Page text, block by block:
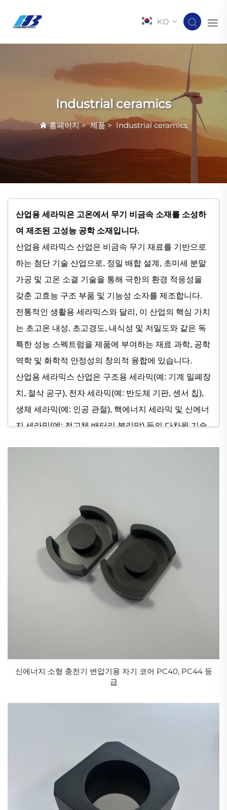
KO
Industrial ceramics
홈페이지>제품> Industrial ceramics
산업용 세라믹은 고온에서 무기 비금속 소재를 소성하
여 제조된 고성능 공학 소재입니다.
산업용 세라믹스 산업은 비금속 무기 재료를 기반으로
하는 첨단 기술 산업으로, 정밀 배합 설계, 초미세 분말
가공 및 고온 소결 기술을 통해 극한의 환경 적응성을
갖춘 고효능 구조 부품 및 기능성 소자를 제조합니다.
전통적인 생활용 세라믹스와 달리, 이 산업의 핵심 가치
는 초고온 내성, 초고경도, 내식성 및 저밀도와 같은 독
특한 성능 스펙트럼을 제품에 부여하는 재료 과학, 공학
역학 및 화학적 안정성의 창의적 융합에 있습니다.
산업용 세라믹스 산업은 구조용 세라믹(예: 기계 밀폐장
치, 절삭 공구), 전자 세라믹(예: 반도체 기판, 센서 칩),
생체 세라믹(예: 인공 관절), 핵에너지 세라믹 및 신에너
지 세라믹(예: 전고체 배터리 분리막) 등의 다차원 기술
극한 제어를 통해 금속과 고분자 사이의 성능 한계를 돌
파하는 공학적 해결책으로서 취성 재료를 변환시키는
것이며, 고온 부품의 경량화, 전자 부품의 소형화, 화학
설비의 장기 내구성을 달성하는 기반 기술입니다.
글로벌 경쟁 구도의 심층적 재편성. '일대일로' 이니셔티
브가 진전되면서 중국의 공업용 세라믹스는 해외 시장
진출을 가속화하고 있다. 전통적인 건축용 세라믹스의
정 권리를 둘러싼 경쟁이 점점 치열해지고 있으며, 핵심
기술을 보유한 기업들이 글로벌 산업 체계 내에서 우위
를 점할 것으로 기대된다.
있습니다. 전통 산업의 변환 및 업그레이드를 지원하는
것에서부터 신생 산업의 돌파를 견인하는 것에 이르기
까지 산업용 세라믹스의 전략적 가치는 점점 더 두드러
지고 있습니다. 향후 산업은 기술 혁신을 핵심 동력으로
신에너지 소형 충전기 변압기용 자기 코어 PC40, PC44 등
급